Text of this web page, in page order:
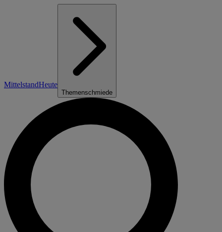
MittelstandHeute
Themenschmiede